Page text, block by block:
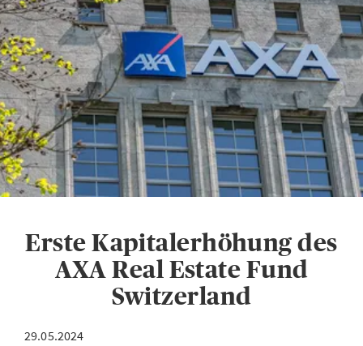
Erste Kapitalerhöhung des
AXA Real Estate Fund
Switzerland
29.05.2024